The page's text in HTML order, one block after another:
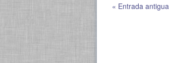
« Entrada antigua